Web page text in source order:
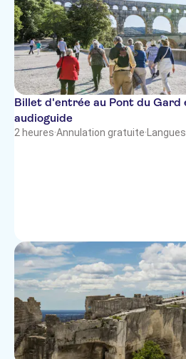
Billet d'entrée au Pont du Gard
audioguide
2 heures·Annulation gratuite·